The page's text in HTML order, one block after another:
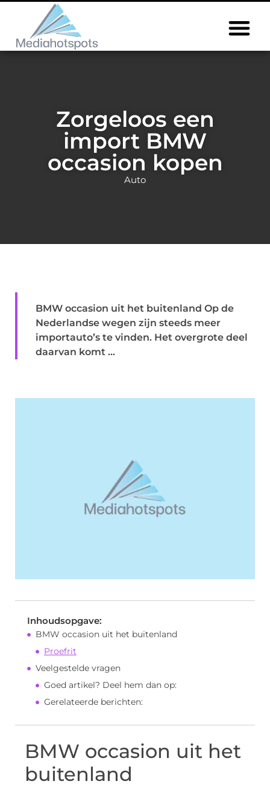
Zorgeloos een
import BMW
occasion kopen
Auto
BMW occasion uit het buitenland Op de
Nederlandse wegen zijn steeds meer
importauto’s te vinden. Het overgrote deel
daarvan komt ...
Inhoudsopgave:
BMW occasion uit het buitenland
Proefrit
Veelgestelde vragen
Goed artikel? Deel hem dan op:
Gerelateerde berichten:
BMW occasion uit het
buitenland